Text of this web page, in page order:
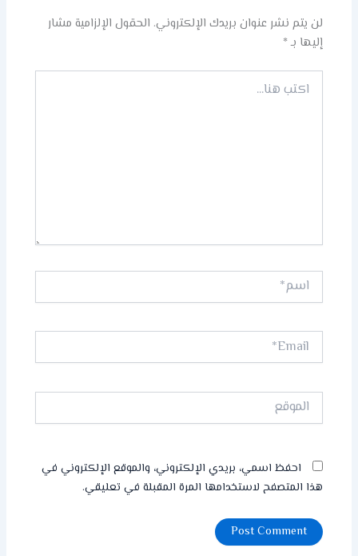
لن يتم نشر عنوان بريدك الإلكتروني. الحقول الإلزامية مشار
إليها بـ*
هنا...
اسم*
Email*
الموقع
احفظ اسمي، بريدي الإلكتروني، والموقع الإلكتروني في
هذا المتصفح لاستخدامها المرة المقبلة في تعليقي.